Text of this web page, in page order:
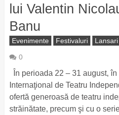
lui Valentin
Banu
Evenimente Festivaluri Lansari
0
În perioada 22 – 31 august,
Internaţional de Teatru
ofertă generoasă de teatru
străinătate, precum şi cu o